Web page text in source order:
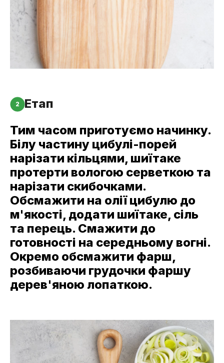
2
Етап
Тим часом приготуємо начинку.
Білу частину цибулі-порей
нарізати кільцями, шиїтаке
протерти вологою серветкою та
нарізати скибочками.
Обсмажити на олії цибулю до
м'якості, додати шиїтаке, сіль
та перець. Смажити до
готовності на середньому вогні.
Окремо обсмажити фарш,
розбиваючи грудочки фаршу
дерев'яною лопаткою.